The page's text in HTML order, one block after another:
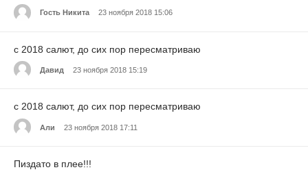
Гость Никита 23 ноября 2018 15:06
c 2018 салют, до сих пор пересматриваю
Давид 23 ноября 2018 15:19
c 2018 салют, до сих пор пересматриваю
Али 23 ноября 2018 17:11
Пиздато в плее!!!